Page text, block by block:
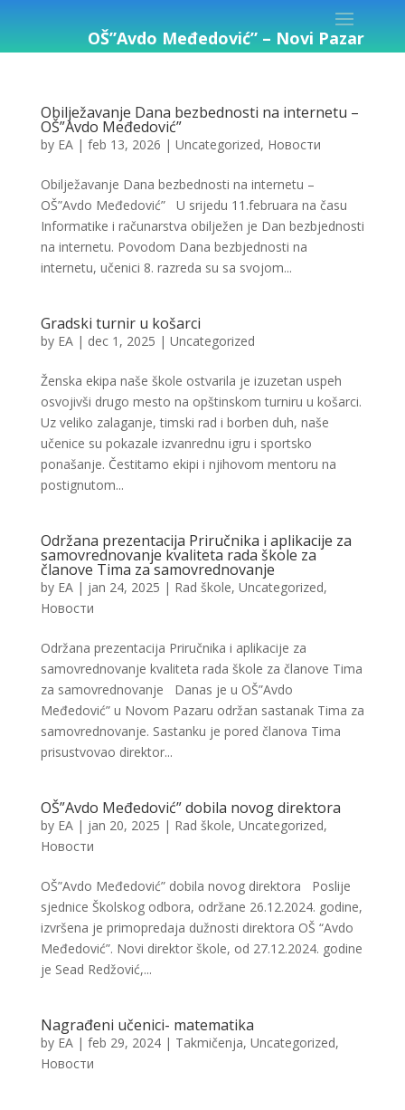
OŠ”Avdo Međedović” – Novi Pazar
Obilježavanje Dana bezbednosti na internetu –
OŠ”Avdo Međedović”
by EA| feb 13, 2026 | Uncategorized, Новости
Obilježavanje Dana bezbednosti na internetu –
OŠ”Avdo Međedović” U srijedu 11.februara na času
Informatike i računarstva obilježen je Dan bezbjednosti
na internetu. Povodom Dana bezbjednosti na
internetu, učenici 8. razreda su sa svojom...
Gradski turnir u košarci
by EA| dec 1, 2025 | Uncategorized
Ženska ekipa naše škole ostvarila je izuzetan uspeh
osvojivši drugo mesto na opštinskom turniru u košarci.
Uz veliko zalaganje, timski rad i borben duh, naše
učenice su pokazale izvanrednu igru i sportsko
ponašanje. Čestitamo ekipi i njihovom mentoru na
postignutom...
Održana prezentacija Priručnika i aplikacije za
samovrednovanje kvaliteta rada škole za
članove Tima za samovrednovanje
by EA| jan 24, 2025 | Rad škole, Uncategorized,
Новости
Održana prezentacija Priručnika i aplikacije za
samovrednovanje kvaliteta rada škole za članove Tima
za samovrednovanje Danas je u OŠ”Avdo
Međedović” u Novom Pazaru održan sastanak Tima za
samovrednovanje. Sastanku je pored članova Tima
prisustvovao direktor...
OŠ”Avdo Međedović” dobila novog direktora
by EA| jan 20, 2025 | Rad škole, Uncategorized,
Новости
OŠ”Avdo Međedović” dobila novog direktora Poslije
sjednice Školskog odbora, održane 26.12.2024. godine,
izvršena je primopredaja dužnosti direktora OŠ “Avdo
Međedović”. Novi direktor škole, od 27.12.2024. godine
je Sead Redžović,...
Nagrađeni učenici- matematika
by EA| feb 29, 2024| Takmičenja, Uncategorized,
Новости